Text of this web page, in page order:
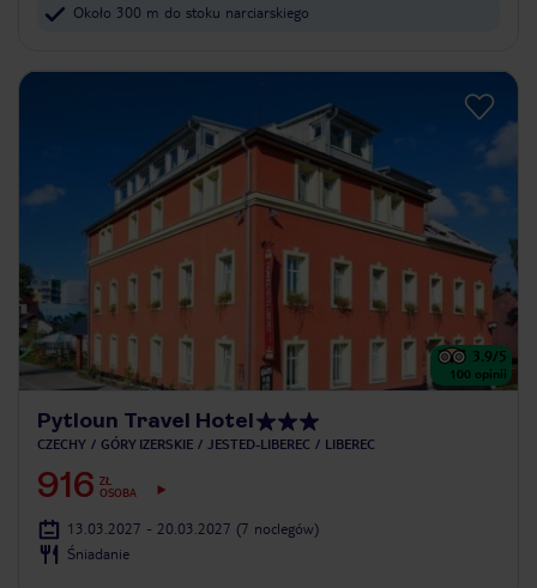
Około 300 m do stoku narciarskiego
3.9/5
100 opinii
Pytloun Travel Hotel
CZECHY GÓRY IZERSKIE JESTED-LIBEREC LIBEREC
916 ZŁ
OSOBA
13.03.2027 - 20.03.2027 (7 noclegów)
Śniadanie